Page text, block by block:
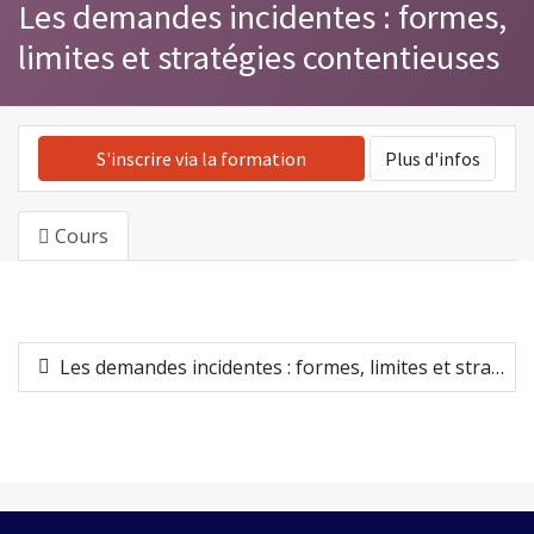
Les demandes incidentes : formes,
limites et stratégies contentieuses
S'inscrire via la formation Plus d'infos
Cours
Les demandes incidentes : formes, limites et stratégies contentieuses